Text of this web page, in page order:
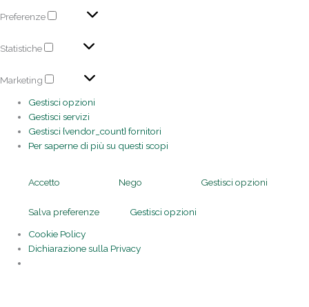
Preferenze
Statistiche
Marketing
Gestisci opzioni
Gestisci servizi
Gestisci {vendor_count} fornitori
Per saperne di più su questi scopi
Accetto Nego Gestisci opzioni
Salva preferenze
Gestisci opzioni
Cookie Policy
Dichiarazione sulla Privacy